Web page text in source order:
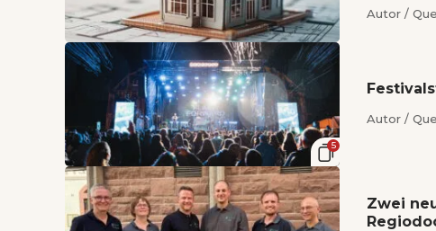
Autor /
5
Autor /
Zwei